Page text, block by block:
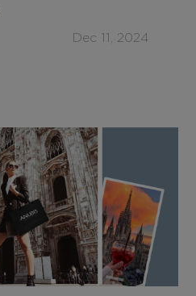
Dec 11, 2024